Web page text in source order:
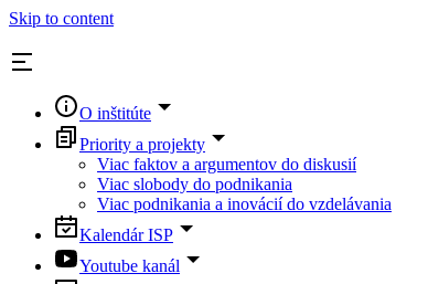
Skip to content
O inštitúte
Priority a projekty
Viac faktov a argumentov do diskusií
Viac slobody do podnikania
Viac podnikania a inovácií do vzdelávania
Kalendár ISP
Youtube kanál